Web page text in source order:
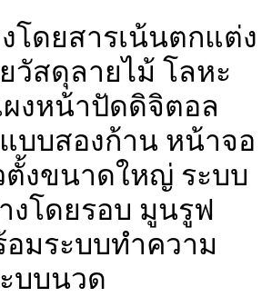
โดยสารเน้นตกแต่ง
วัสดุลายไม้ โลหะ
งหน้าปัดดิจิตอล
บบสองก้าน หน้าจอ
งขนาดใหญ่ ระบบ
งโดยรอบ มูนรูฟ
อมระบบทำความ
บบนวด